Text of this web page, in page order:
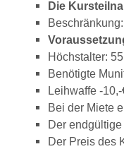
Die
Höchstalter:
Benötigte
Leihwaffe -
Bei der Miete
Der
Der Preis des